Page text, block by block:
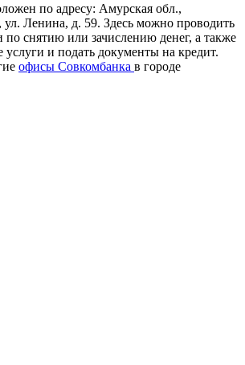
по адресу: Амурская обл.,
ул. Ленина, д. 59. Здесь можно проводить
снятию или зачислению денег, а также
услуги и подать документы на кредит.
офисы Совкомбанка в городе